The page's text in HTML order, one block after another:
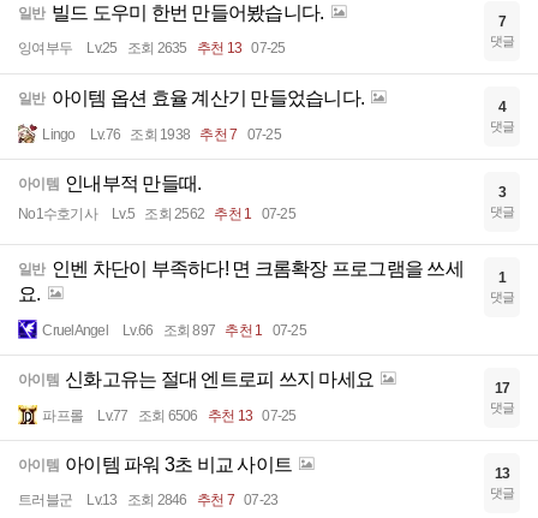
일반 빌드 도우미 한번 만들어봤습니다.
잉여부두 Lv.25 조회 2635 추천 13 07-25
7
댓글
일반 아이템 옵션 효율 계산기 만들었습니다.
Lingo Lv.76 조회 1938 추천 7 07-25
4
댓글
아이템 인내부적 만들때.
No1수호기사 Lv.5 조회 2562 추천 1 07-25
3
댓글
일반 인벤 차단이 부족하다! 면 크롬확장 프로그램을 쓰세
요.
CruelAngel Lv.66 조회 897 추천 1 07-25
1
댓글
아이템 신화고유는 절대 엔트로피 쓰지 마세요
파프롤 Lv.77 조회 6506 추천 13 07-25
17
댓글
아이템 아이템 파워 3초 비교 사이트
트러블군 Lv.13 조회 2846 추천 7 07-23
13
댓글